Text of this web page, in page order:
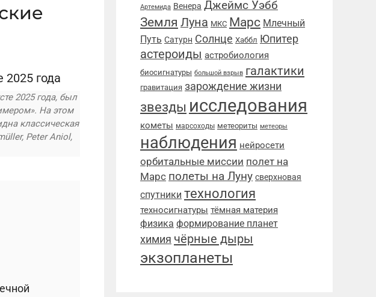
2025 года, был
На этом
классическая
Peter Aniol,
Артемида Венера Джеймс Уэбб
Земля Луна МКС Марс Млечный
Путь Сатурн Солнце Хаббл Юпитер
астероиды астробиология
биосигнатуры большой взрыв галактики
гравитация зарождение жизни
звезды исследования
кометы марсоходы метеориты метеоры
наблюдения нейросети
орбитальные миссии полет на
Марс полеты на Луну сверхновая
спутники технология
техносигнатуры тёмная материя
физика формирование планет
химия чёрные дыры
экзопланеты